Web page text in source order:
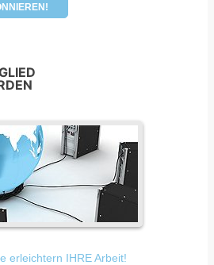
erleichtern IHRE Arbeit!